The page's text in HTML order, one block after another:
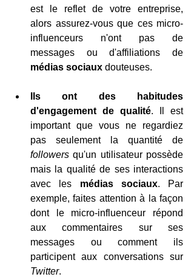
est le reflet de votre entreprise,
alors assurez-vous que ces micro-
influenceurs n'ont pas de
médias sociaux douteuses.
Ils ont des habitudes
d'engagement de qualité. Il est
important que vous ne regardiez
followers qu'un utilisateur possède
mais la qualité de ses interactions
avec les médias sociaux. Par
exemple, faites attention à la façon
dont le micro-influenceur répond
aux commentaires sur ses
messages ou comment ils
Twitter.